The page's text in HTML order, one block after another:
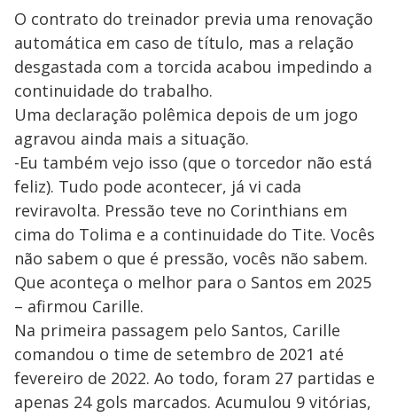
O contrato do treinador previa uma renovação
automática em caso de título, mas a relação
desgastada com a torcida acabou impedindo a
continuidade do trabalho.
Uma declaração polêmica depois de um jogo
agravou ainda mais a situação.
-Eu também vejo isso (que o torcedor não está
feliz). Tudo pode acontecer, já vi cada
reviravolta. Pressão teve no Corinthians em
cima do Tolima e a continuidade do Tite. Vocês
não sabem o que é pressão, vocês não sabem.
Que aconteça o melhor para o Santos em 2025
– afirmou Carille.
Na primeira passagem pelo Santos, Carille
comandou o time de setembro de 2021 até
fevereiro de 2022. Ao todo, foram 27 partidas e
apenas 24 gols marcados. Acumulou 9 vitórias,